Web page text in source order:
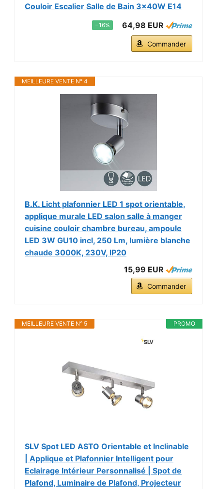
Couloir Escalier Salle de Bain 3x40W E14
−16% 64,98 EUR
Commander
MEILLEURE VENTE N° 4
B.K. Licht plafonnier LED 1 spot orientable,
applique murale LED salon salle à manger
cuisine couloir chambre bureau, ampoule
LED 3W GU10 incl, 250 Lm, lumière blanche
chaude 3000K, 230V, IP20
15,99 EUR
Commander
PROMO
MEILLEURE VENTE N° 5
SLV Spot LED ASTO Orientable et Inclinable
| Applique et Plafonnier Intelligent pour
Eclairage Intérieur Personnalisé | Spot de
Plafond, Luminaire de Plafond, Projecteur